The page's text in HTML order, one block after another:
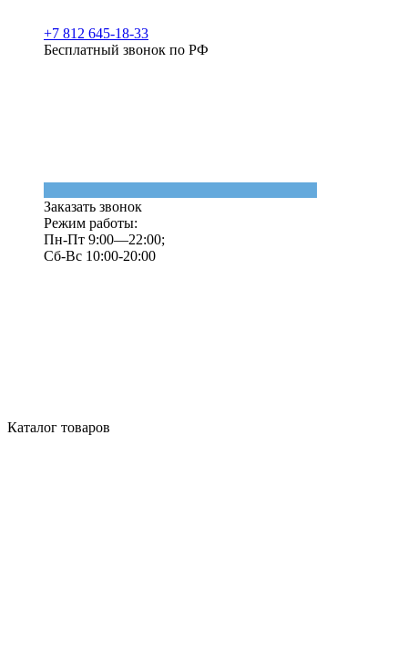
+7 812 645-18-33
Бесплатный звонок по РФ
Заказать звонок
Режим работы:
Пн-Пт 9:00—22:00;
Сб-Вс 10:00-20:00
Каталог товаров